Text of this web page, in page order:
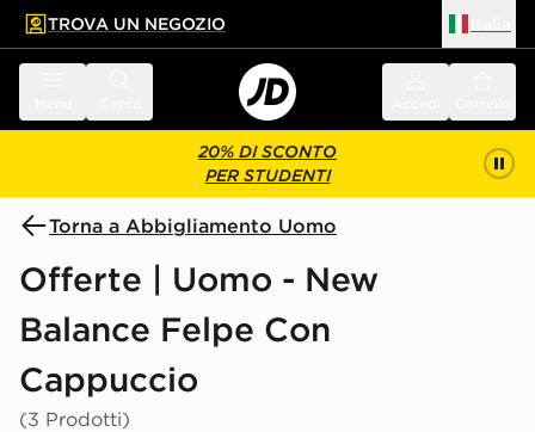
principale
a fondo pagina
TROVA UN NEGOZIO
20% DI SCONTO
PER STUDENTI
Torna a Abbigliamento Uomo
Offerte | Uomo - New
Balance Felpe Con
Cappuccio
(3 Prodotti)